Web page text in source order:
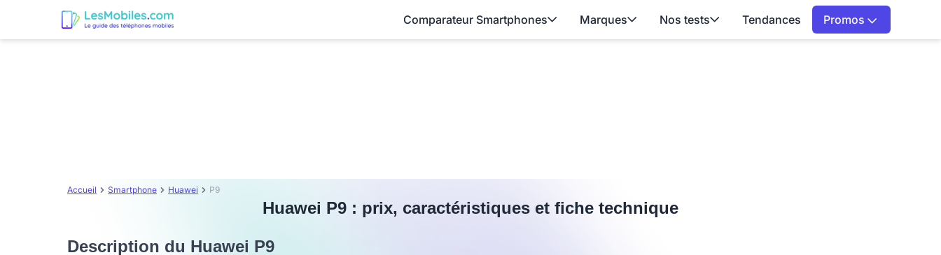
Comparateur Smartphones Marques Nos tests Tendances Promos
Accueil Smartphone Huawei P9
Huawei P9 : prix, caractéristiques et fiche technique
Description du Huawei P9